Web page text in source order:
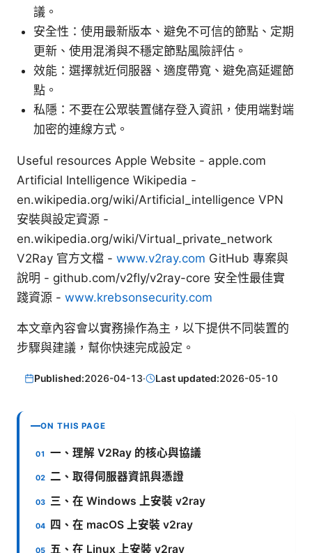
議。
安全性：使用最新版本、避免不可信的節點、定期
更新、使用混淆與不穩定節點風險評估。
效能：選擇就近伺服器、適度帶寬、避免高延遲節
點。
私隱：不要在公眾裝置儲存登入資訊，使用端對端
加密的連線方式。
Useful resources Apple Website - apple.com
Artificial Intelligence Wikipedia -
en.wikipedia.org/wiki/Artificial_intelligence VPN
安裝與設定資源 -
en.wikipedia.org/wiki/Virtual_private_network
V2Ray 官方文檔 - www.v2ray.com GitHub 專案與
說明 - github.com/v2fly/v2ray-core 安全性最佳實
踐資源 - www.krebsonsecurity.com
本文章內容會以實務操作為主，以下提供不同裝置的
步驟與建議，幫你快速完成設定。
Published:2026-04-13· Last updated:2026-05-10
ON THIS PAGE
一、理解 V2Ray 的核心與協議
二、取得伺服器資訊與憑證
三、在 Windows 上安裝 v2ray
四、在 macOS 上安裝 v2ray
五、在 Linux 上安裝 v2ray